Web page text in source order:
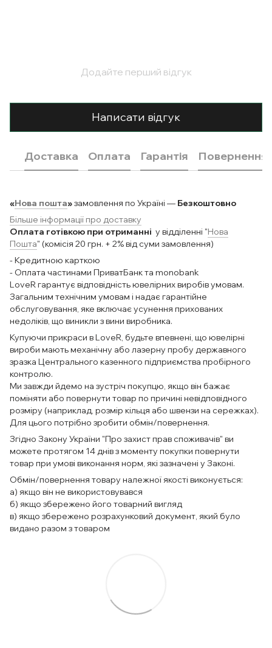
Додайте перший відгук
Написати відгук
Доставка Оплата Гарантія Повернення
«Нова пошта»замовлення по Україні — Безкоштовно
Більше інформації про доставку
Оплата готівкою при отриманні у відділенні "Нова
Пошта" (комісія 20 грн. + 2% від суми замовлення)
- Кредитною карткою
- Оплата частинами ПриватБанк та monobank
LoveR гарантує відповідність ювелірних виробів умовам.
Загальним технічним умовам і надає гарантійне
обслуговування, яке включає усунення прихованих
недоліків, що виникли з вини виробника.
Купуючи прикраси в LoveR, будьте впевнені, що ювелірні
вироби мають механічну або лазерну пробу державного
зразка Центрального казенного підприємства пробірного
контролю.
Ми завжди йдемо на зустріч покупцю, якщо він бажає
поміняти або повернути товар по причині невідповідного
розміру (наприклад, розмір кільця або швензи на сережках).
Для цього потрібно зробити обмін/повернення.
Згідно Закону України "Про захист прав споживачів" ви
можете протягом 14 днів з моменту покупки повернути
товар при умові виконання норм, які зазначені у Законі.
Обмін/повернення товару належної якості виконується:
а) якщо він не використовувався
б) якщо збережено його товарний вигляд
в) якщо збережено розрахунковий документ, який було
видано разом з товаром